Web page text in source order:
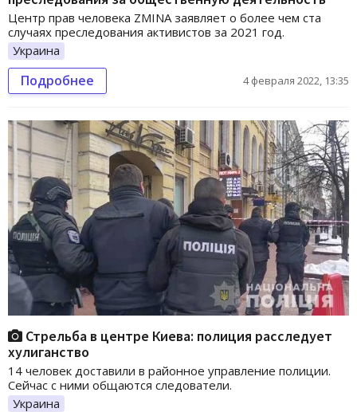
Центр прав человека ZMINA заявляет о более чем ста
случаях преследования активистов за 2021 год.
Украина
Подробнее 4 февраля 2022, 13:35
Стрельба в центре Киева: полиция расследует
хулиганство
14 человек доставили в районное управление полиции.
Сейчас с ними общаются следователи.
Украина